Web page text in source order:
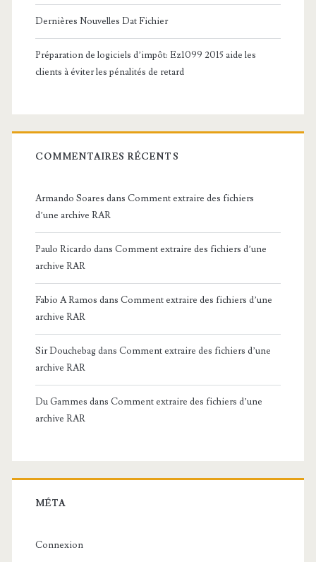
Dernières Nouvelles Dat Fichier
Préparation de logiciels d’impôt: Ez1099 2015 aide les
clients à éviter les pénalités de retard
COMMENTAIRES RÉCENTS
Armando Soares dans Comment extraire des fichiers
d’une archive RAR
Paulo Ricardo dans Comment extraire des fichiers d’une
archive RAR
Fabio A Ramos dans Comment extraire des fichiers d’une
archive RAR
Sir Douchebagdans Comment extraire des fichiers d’une
archive RAR
Du Gammes dans Comment extraire des fichiers d’une
archive RAR
MÉTA
Connexion